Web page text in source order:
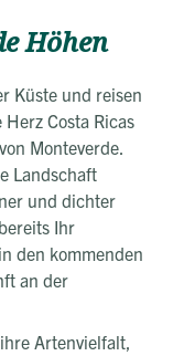
Höhen
Küste und reisen
Costa Ricas
Monteverde.
Landschaft
und dichter
Ihr
den kommenden
an der
Artenvielfalt,